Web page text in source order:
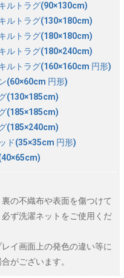
ルトラグ(90×130cm)
ルトラグ(130×180cm)
ルトラグ(180×180cm)
ルトラグ(180×240cm)
ルトラグ(160×160cm 円形)
(60×60cm 円形)
(130×185cm)
(185×185cm)
(185×240cm)
ド(35×35cm 円形)
の不織布や表面を傷つけて
ず洗濯ネットをご使用くだ
イ画面上の発色の違い等に
がございます。